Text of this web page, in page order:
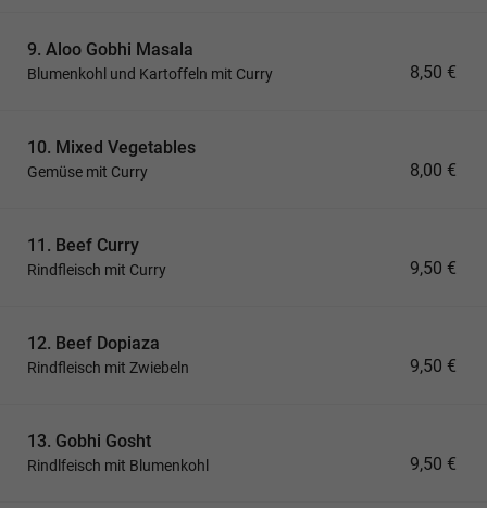
9. Aloo Gobhi Masala
Blumenkohl und Kartoffeln mit Curry 8,50 €
10. Mixed Vegetables
Gemüse mit Curry 8,00 €
11. Beef Curry
Rindfleisch mit Curry 9,50 €
12. Beef Dopiaza
Rindfleisch mit Zwiebeln 9,50 €
13. Gobhi Gosht
Rindlfeisch mit Blumenkohl 9,50 €